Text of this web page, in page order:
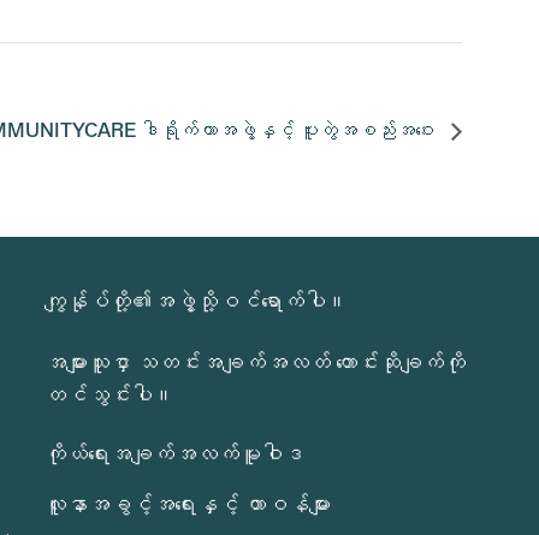
ဒါရိုက်တာအဖွဲ့နှင့် ပူးတွဲအစည်းအဝေး
ကျွန်ုပ်တို့၏အဖွဲ့သို့ဝင်ရောက်ပါ။
အများသူငှာ သတင်းအချက်အလတ် တောင်းဆိုချက်ကို
တင်သွင်းပါ။
ကိုယ်ရေးအချက်အလက်မူဝါဒ
လူနာအခွင့်အရေးနှင့် တာဝန်များ